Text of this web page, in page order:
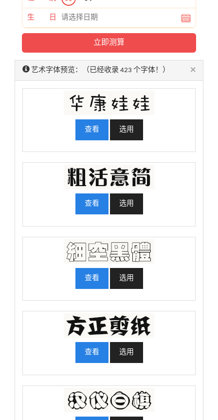
生 日
艺术字体预览：（已经收录 423 个字体！） ×
查看 选用
查看 选用
查看 选用
查看 选用